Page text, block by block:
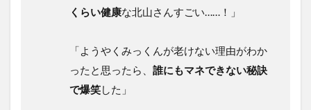
くらい健康な北山さんすごい……！」
「ようやくみっくんが老けない理由がわか
ったと思ったら、 誰にもマネできない秘訣
で爆笑した」